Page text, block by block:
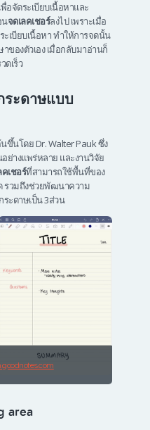
อจัดระเบียบเนื้อหาและ
นจดเลคเชอร์ลงไป เพราะเมื่อ
เบียบเนื้อหา ทำให้การจดนั้น
ของตัวเอง เมื่อกลับมาอ่านก็
ดเร็ว
ระดาษแบบ
ขึ้นโดย Dr. Walter Pauk ซึ่ง
ย่างแพร่หลาย และงานวิจัย
คเชอร์ที่สามารถใช้พื้นที่ของ
รวมถึงช่วยพัฒนาความ
ระดาษเป็น 3ส่วน
area